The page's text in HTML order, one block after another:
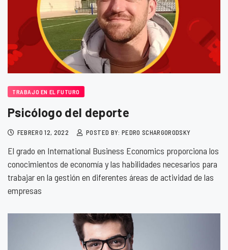
TRABAJO EN EL FUTURO
Psicólogo del deporte
FEBRERO 12, 2022 POSTED BY: PEDRO SCHARGORODSKY
El grado en International Business Economics proporciona los
conocimientos de economía y las habilidades necesarios para
trabajar en la gestión en diferentes áreas de actividad de las
empresas